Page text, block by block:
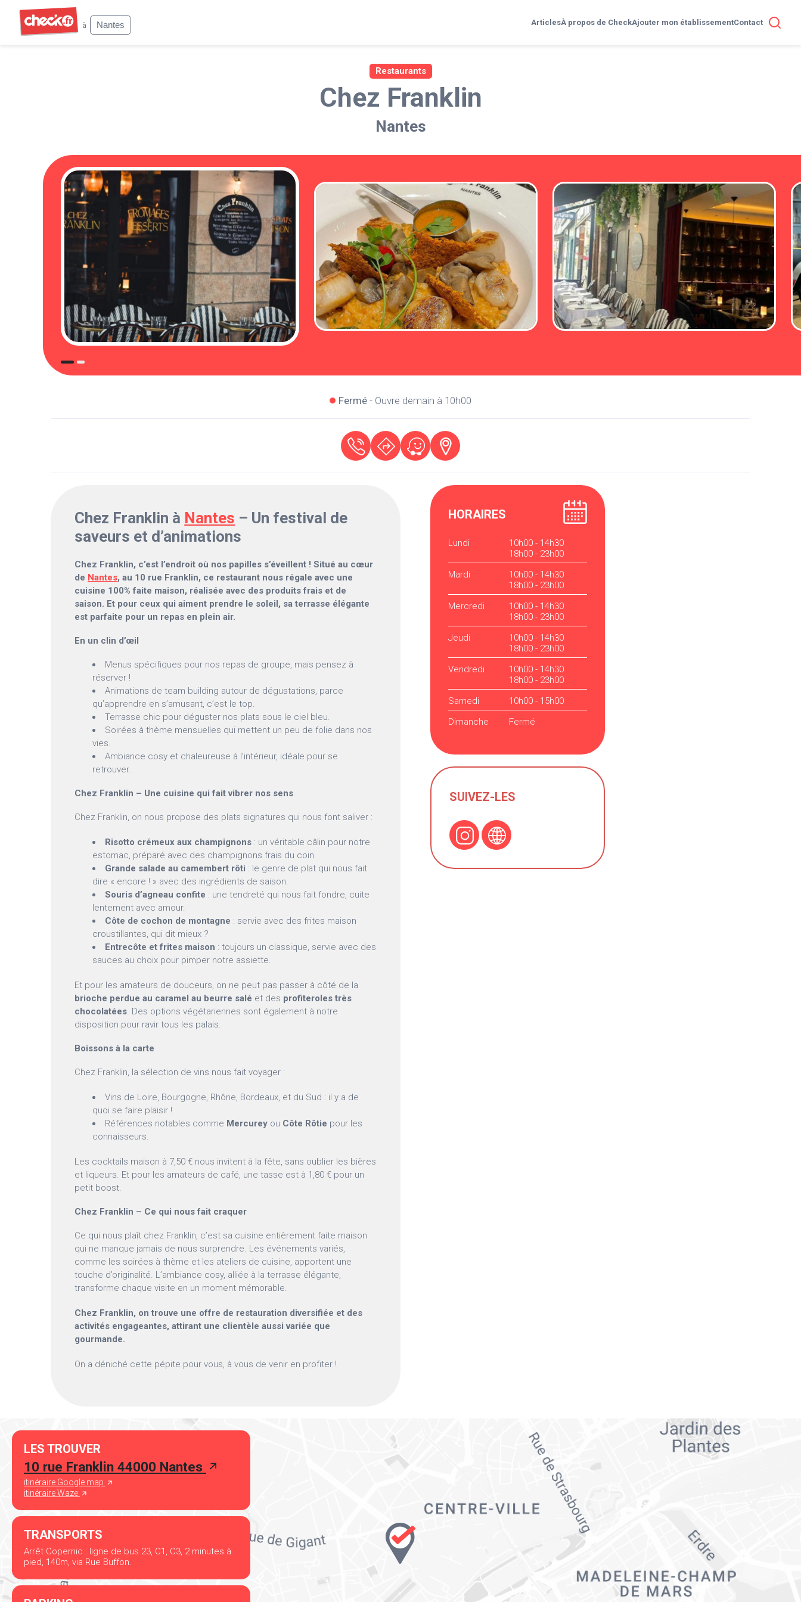
à
Nantes ArticlesÀ propos de CheckAjouter mon établissementContact
Restaurants
Chez Franklin
Nantes
Fermé - Ouvre demain à 10h00
Chez Franklin à Nantes – Un festival de
saveurs et d’animations
Chez Franklin, c’est l’endroit où nos papilles s’éveillent ! Situé au cœur
de Nantes, au 10 rue Franklin, ce restaurant nous régale avec une
cuisine 100% faite maison, réalisée avec des produits frais et de
saison. Et pour ceux qui aiment prendre le soleil, sa terrasse élégante
est parfaite pour un repas en plein air.
En un clin d’œil
Menus spécifiques pour nos repas de groupe, mais pensez à
réserver !
Animations de team building autour de dégustations, parce
qu’apprendre en s’amusant, c’est le top.
Terrasse chic pour déguster nos plats sous le ciel bleu.
Soirées à thème mensuelles qui mettent un peu de folie dans nos
vies.
Ambiance cosy et chaleureuse à l’intérieur, idéale pour se
retrouver.
Chez Franklin – Une cuisine qui fait vibrer nos sens
Chez Franklin, on nous propose des plats signatures qui nous font saliver :
Risotto crémeux aux champignons : un véritable câlin pour notre
estomac, préparé avec des champignons frais du coin.
Grande salade au camembert rôti : le genre de plat qui nous fait
dire « encore ! » avec des ingrédients de saison.
Souris d’agneau confite : une tendreté qui nous fait fondre, cuite
lentement avec amour.
Côte de cochon de montagne : servie avec des frites maison
croustillantes, qui dit mieux ?
Entrecôte et frites maison : toujours un classique, servie avec des
sauces au choix pour pimper notre assiette.
Et pour les amateurs de douceurs, on ne peut pas passer à côté de la
brioche perdue au caramel au beurre salé et des profiteroles très
chocolatées. Des options végétariennes sont également à notre
disposition pour ravir tous les palais.
Boissons à la carte
Chez Franklin, la sélection de vins nous fait voyager :
Vins de Loire, Bourgogne, Rhône, Bordeaux, et du Sud : il y a de
quoi se faire plaisir !
Références notables comme Mercurey ou Côte Rôtie pour les
connaisseurs.
Les cocktails maison à 7,50 € nous invitent à la fête, sans oublier les bières
et liqueurs. Et pour les amateurs de café, une tasse est à 1,80 € pour un
petit boost.
Chez Franklin – Ce qui nous fait craquer
Ce qui nous plaît chez Franklin, c’est sa cuisine entièrement faite maison
qui ne manque jamais de nous surprendre. Les événements variés,
comme les soirées à thème et les ateliers de cuisine, apportent une
touche d’originalité. L’ambiance cosy, alliée à la terrasse élégante,
transforme chaque visite en un moment mémorable.
Chez Franklin, on trouve une offre de restauration diversifiée et des
activités engageantes, attirant une clientèle aussi variée que
gourmande.
On a déniché cette pépite pour vous, à vous de venir en profiter !
HORAIRES
Lundi
10h00 - 14h30
18h00 - 23h00
Mardi
10h00 - 14h30
18h00 - 23h00
Mercredi
10h00 - 14h30
18h00 - 23h00
Jeudi
10h00 - 14h30
18h00 - 23h00
Vendredi
10h00 - 14h30
18h00 - 23h00
Samedi
10h00 - 15h00
Dimanche
Fermé
SUIVEZ-LES
LES TROUVER
10 rue Franklin 44000 Nantes
itinéraire Google map
itinéraire Waze
TRANSPORTS
Arrêt Copernic : ligne de bus 23, C1, C3, 2 minutes à
pied, 140m, via Rue Buffon.